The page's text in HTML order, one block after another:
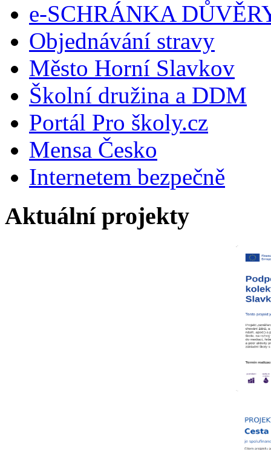
e-SCHRÁNKA
Objednávání stravy
Město Horní Slavkov
Školní družina a DDM
Portál Pro školy.cz
Mensa Česko
Internetem bezpečně
Aktuální projekty